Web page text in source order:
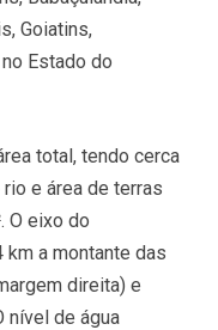
Goiatins,
Estado do
total, tendo cerca
e área de terras
O eixo do
a montante das
direita) e
nível de água